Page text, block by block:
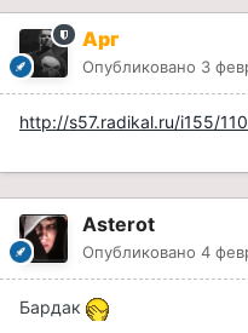
Арг
Опубликовано 3
http://s57.radikal.ru/i155/
Asterot
Опубликовано 4
Бардак